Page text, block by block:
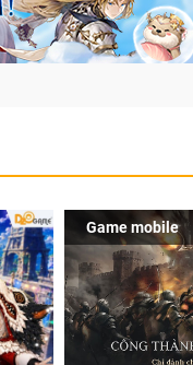
Game mobile